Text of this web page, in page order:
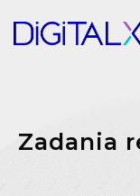
Zadania